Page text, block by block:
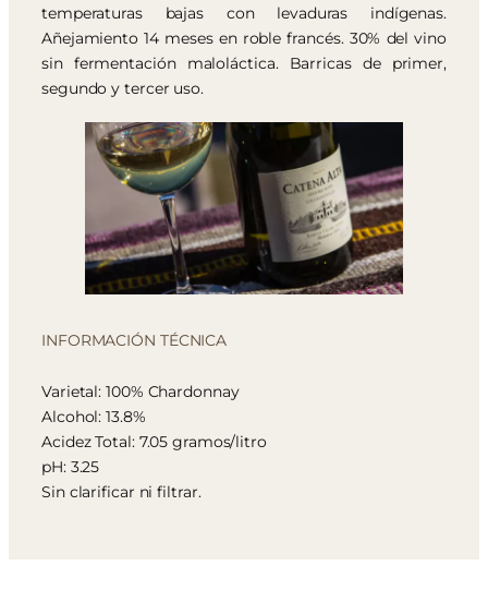
temperaturas bajas con levaduras indígenas.
Añejamiento 14 meses en roble francés. 30% del vino
sin fermentación maloláctica. Barricas de primer,
segundo y tercer uso.
INFORMACIÓN TÉCNICA
Varietal: 100% Chardonnay
Alcohol: 13.8%
Acidez Total: 7.05 gramos/litro
pH: 3.25
Sin clarificar ni filtrar.